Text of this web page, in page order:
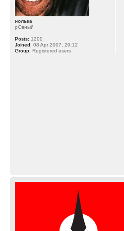
нолька
рОвный
Posts: 1200
Joined: 08 Apr 2007, 20:12
Group: Registered users